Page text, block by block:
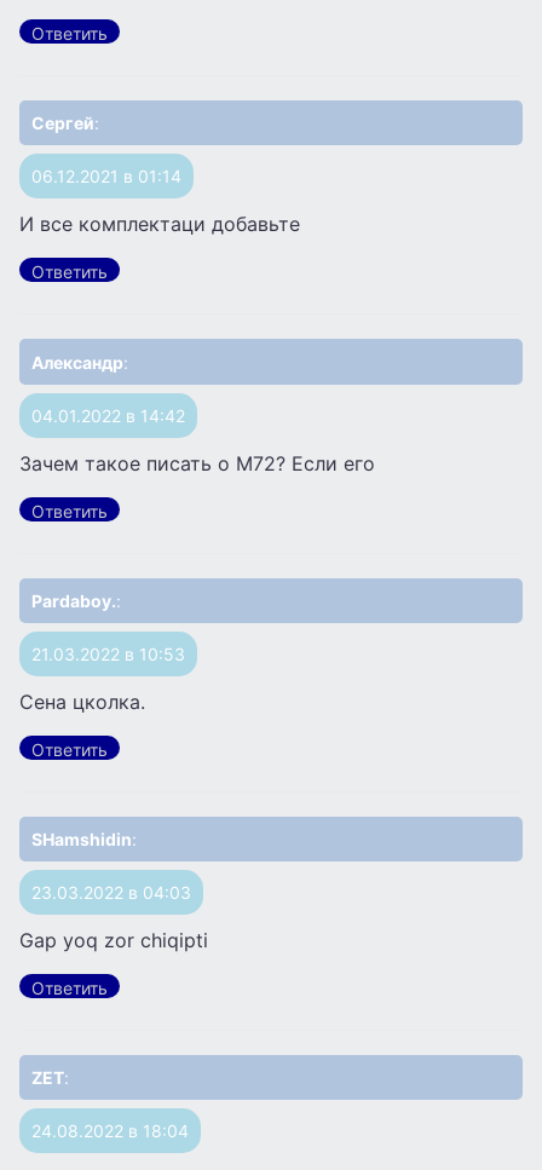
Ответить
Сергей:
06.12.2021 в 01:14
И все комплектаци добавьте
Ответить
Александр:
04.01.2022 в 14:42
Зачем такое писать о М72? Если его
Ответить
Pardaboy.:
21.03.2022 в 10:53
Сена цколка.
Ответить
SHamshidin:
23.03.2022 в 04:03
Gap yoq zor chiqipti
Ответить
ZET:
24.08.2022 в 18:04